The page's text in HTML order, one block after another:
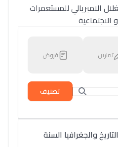
الامبريالي للمستعمرات
الاجتماعية
تمارين فروض
تصنيف
والجغرافيا السنة